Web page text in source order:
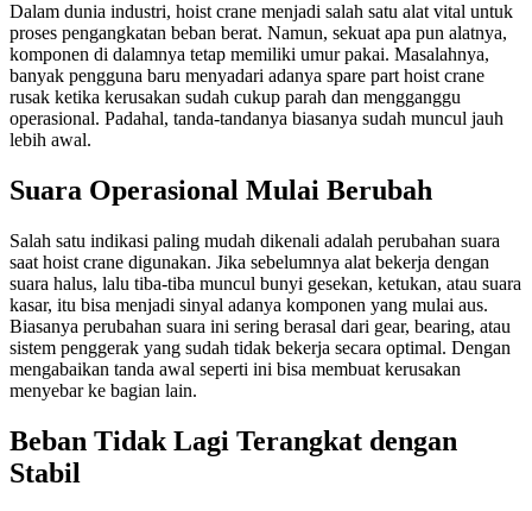
Dalam dunia industri, hoist crane menjadi salah satu alat vital untuk
proses pengangkatan beban berat. Namun, sekuat apa pun alatnya,
komponen di dalamnya tetap memiliki umur pakai. Masalahnya,
banyak pengguna baru menyadari adanya spare part hoist crane
rusak ketika kerusakan sudah cukup parah dan mengganggu
operasional. Padahal, tanda-tandanya biasanya sudah muncul jauh
lebih awal.
Suara Operasional Mulai Berubah
Salah satu indikasi paling mudah dikenali adalah perubahan suara
saat hoist crane digunakan. Jika sebelumnya alat bekerja dengan
suara halus, lalu tiba-tiba muncul bunyi gesekan, ketukan, atau suara
kasar, itu bisa menjadi sinyal adanya komponen yang mulai aus.
Biasanya perubahan suara ini sering berasal dari gear, bearing, atau
sistem penggerak yang sudah tidak bekerja secara optimal. Dengan
mengabaikan tanda awal seperti ini bisa membuat kerusakan
menyebar ke bagian lain.
Beban Tidak Lagi Terangkat dengan
Stabil